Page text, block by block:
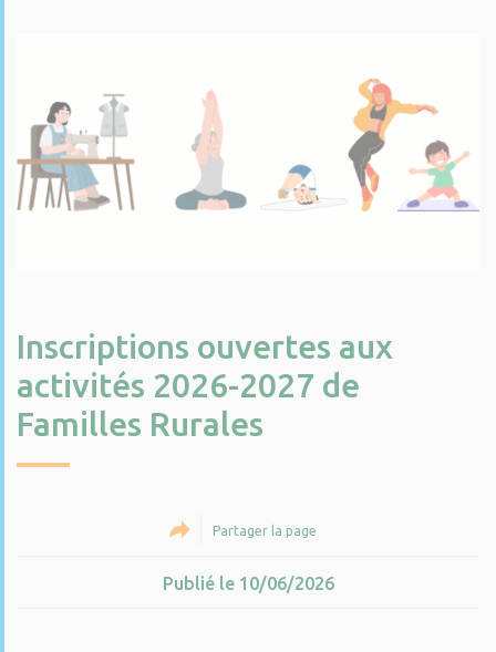
Inscriptions ouvertes aux
activités 2026-2027 de
Familles Rurales
Partager la page
Publié le 10/06/2026